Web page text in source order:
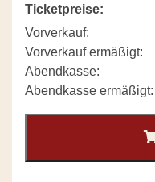
Ticketpreise:
Vorverkauf:
Vorverkauf ermäßigt:
Abendkasse:
Abendkasse ermäßigt: